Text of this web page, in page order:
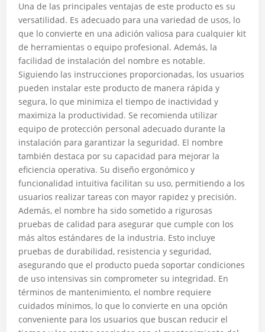
Una de las principales ventajas de este producto es su
versatilidad. Es adecuado para una variedad de usos, lo
que lo convierte en una adición valiosa para cualquier kit
de herramientas o equipo profesional. Además, la
facilidad de instalación del nombre es notable.
Siguiendo las instrucciones proporcionadas, los usuarios
pueden instalar este producto de manera rápida y
segura, lo que minimiza el tiempo de inactividad y
maximiza la productividad. Se recomienda utilizar
equipo de protección personal adecuado durante la
instalación para garantizar la seguridad. El nombre
también destaca por su capacidad para mejorar la
eficiencia operativa. Su diseño ergonómico y
funcionalidad intuitiva facilitan su uso, permitiendo a los
usuarios realizar tareas con mayor rapidez y precisión.
Además, el nombre ha sido sometido a rigurosas
pruebas de calidad para asegurar que cumple con los
más altos estándares de la industria. Esto incluye
pruebas de durabilidad, resistencia y seguridad,
asegurando que el producto pueda soportar condiciones
de uso intensivas sin comprometer su integridad. En
términos de mantenimiento, el nombre requiere
cuidados mínimos, lo que lo convierte en una opción
conveniente para los usuarios que buscan reducir el